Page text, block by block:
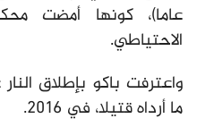
عاما)، كونها أمضت
الاحتياطي.
واعترفت باكو بإطلاق
ما أرداه قتيلا، في 2016.